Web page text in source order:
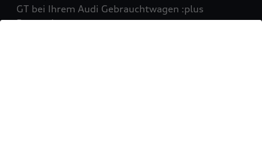
GT bei Ihrem Audi Gebrauchtwagen :plus
Partner!